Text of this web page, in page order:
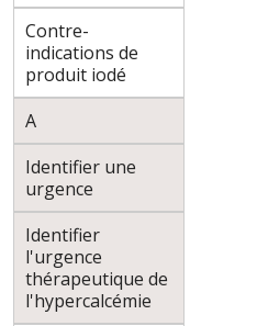
Contre-
indications de
produit iodé
A
Identifier une
urgence
Identifier
l'urgence
thérapeutique de
l'hypercalcémie